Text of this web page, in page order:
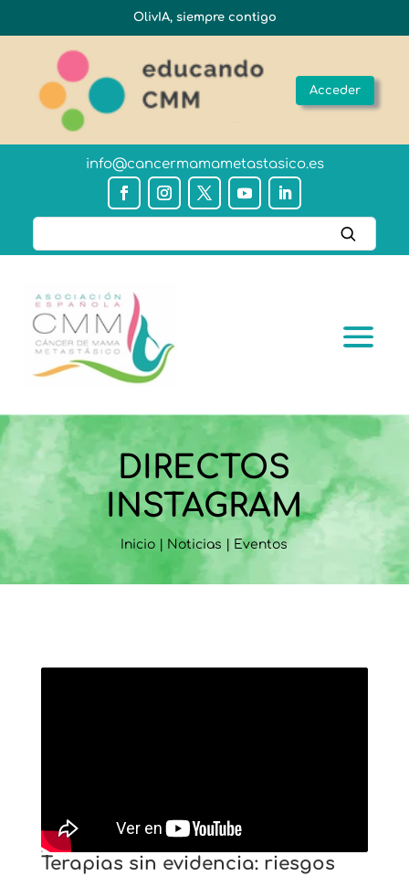
OlivIA, siempre contigo
Acceder
info@cancermamametastasico.es
DIRECTOS
INSTAGRAM
Inicio Noticias Eventos
Terapias sin evidencia: riesgos